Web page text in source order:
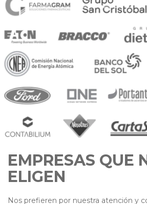
EMPRESAS QUE
ELIGEN
Nos prefieren por nuestra atención y